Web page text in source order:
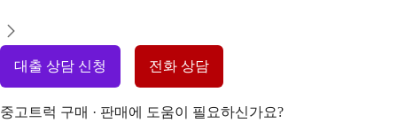
대출 상담 신청 전화 상담
중고트럭 구매 · 판매에 도움이 필요하신가요?